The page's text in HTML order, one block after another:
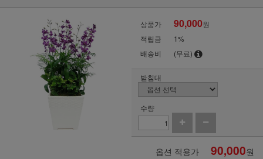
상품가 90,000원
적립금
1%
배송비
(무료)
받침대
수량
옵션 적용가 90,000원